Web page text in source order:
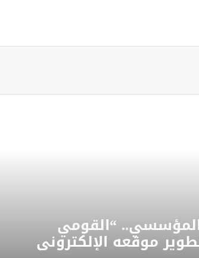
المؤسسي.. “القومي
موقعه الإلكتروني